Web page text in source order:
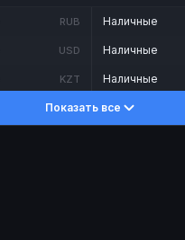
RUB
USD
KZT
Наличные
Наличные
Наличные
Показать все